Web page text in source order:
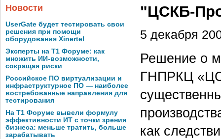
Новости
UserGate будет тестировать свои
решения при помощи
оборудования Xinertel
Эксперты на Т1 Форуме: как
множить ИИ-возможности,
сокращая риски
Российское ПО виртуализации и
инфраструктурное ПО — наиболее
востребованные направления для
тестирования
На Т1 Форуме вывели формулу
эффективности ИТ с точки зрения
бизнеса: меньше тратить, больше
зарабатывать
"ЦСКБ-
5 декабря
Решение о
ГНПРКЦ
как